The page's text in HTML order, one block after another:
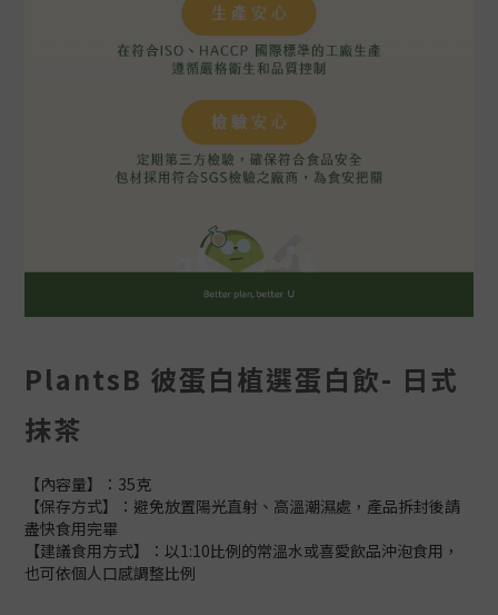
PlantsB 彼蛋白植選蛋白飲- 日式
抹茶
【內容量】：35克
【保存方式】：避免放置陽光直射、高溫潮濕處，產品拆封後請
盡快食用完畢
【建議食用方式】：以1:10比例的常溫水或喜愛飲品沖泡食用，
也可依個人口感調整比例